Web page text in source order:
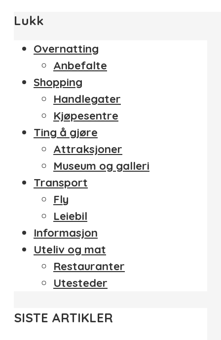
Lukk
Overnatting
Anbefalte
Shopping
Handlegater
Kjøpesentre
Ting å gjøre
Attraksjoner
Museum og galleri
Transport
Fly
Leiebil
Informasjon
Uteliv og mat
Restauranter
Utesteder
SISTE ARTIKLER